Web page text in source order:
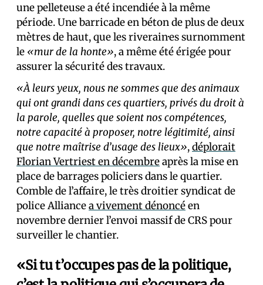
une pelleteuse a été incendiée à la même
période. Une barricade en béton de plus de deux
mètres de haut, que les riverain·es surnomment
le «mur de la honte», a même été érigée pour
assurer la sécurité des travaux.
«À leurs yeux, nous ne sommes que des animaux
qui ont grandi dans ces quartiers, privés du droit à
la parole, quelles que soient nos compétences,
notre capacité à proposer, notre légitimité, ainsi
que notre maîtrise d’usage des lieux»,déplorait
Florian Vertriest en décembreaprès la mise en
place de barrages policiers dans le quartier.
Comble de l’affaire, le très droitier syndicat de
police Alliancea vivement dénoncéen
novembre dernier l’envoi massif de CRS pour
surveiller le chantier.
«Si tu t’occupes pas de la politique,